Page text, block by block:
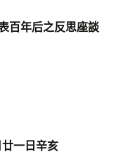
百年后之反思座談
一日辛亥